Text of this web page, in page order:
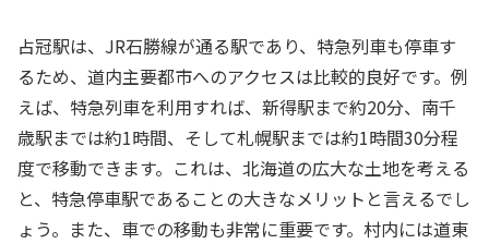
占冠駅は、JR石勝線が通る駅であり、特急列車も停車す
るため、道内主要都市へのアクセスは比較的良好です。例
えば、特急列車を利用すれば、新得駅まで約20分、南千
歳駅までは約1時間、そして札幌駅までは約1時間30分程
度で移動できます。これは、北海道の広大な土地を考える
と、特急停車駅であることの大きなメリットと言えるでし
ょう。また、車での移動も非常に重要です。村内には道東